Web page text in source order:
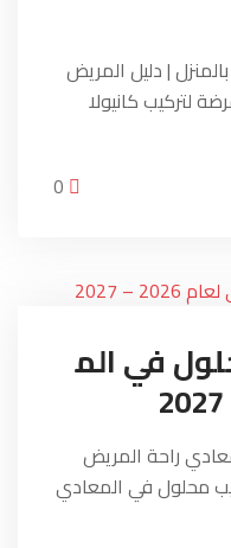
| دليل المريض
أفضل ممرضة لتركيب كانيولا
في الم
راحة المريض
لتركيب محلول في المعادي